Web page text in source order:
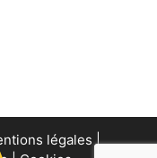
légales |